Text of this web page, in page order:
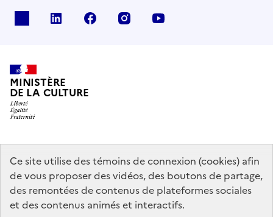
Ce site utilise des témoins de connexion (cookies) afin
de vous proposer des vidéos, des boutons de partage,
des remontées de contenus de plateformes sociales
et des contenus animés et interactifs.
linkedin facebook instagram
MINISTÈRE
DE LA CULTURE
data.gouv.fr legifrance.gouv.fr
info.gouv.fr
service-public.gouv.fr